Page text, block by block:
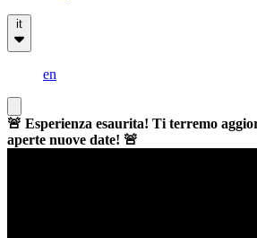
it
en
🚨 Esperienza esaurita! Ti terremo
aperte nuove date! 🚨